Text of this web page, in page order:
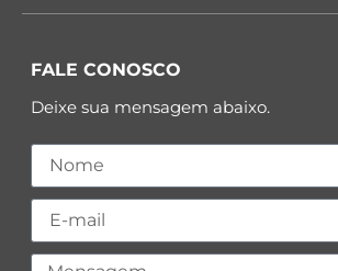
FALE CONOSCO
Deixe sua mensagem abaixo.